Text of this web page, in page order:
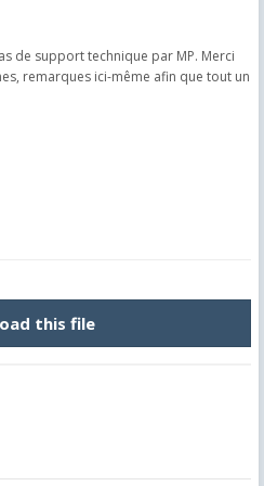
de support technique par MP. Merci
remarques ici-même afin que tout un
this file